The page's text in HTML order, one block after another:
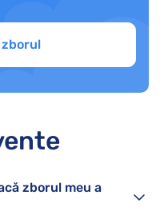
zborul meu a